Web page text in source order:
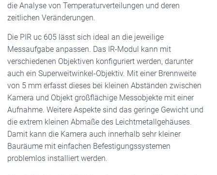
die Analyse von Temperaturverteilungen und deren
zeitlichen Veränderungen.
Die PIR uc 605 lässt sich ideal an die jeweilige
Messaufgabe anpassen. Das IR-Modul kann mit
verschiedenen Objektiven konfiguriert werden, darunter
auch ein Superweitwinkel-Objektiv. Mit einer Brennweite
von 5 mm erfasst dieses bei kleinen Abständen zwischen
Kamera und Objekt großflächige Messobjekte mit einer
Aufnahme. Weitere Aspekte sind das geringe Gewicht und
die extrem kleinen Abmaße des Leichtmetallgehäuses.
Damit kann die Kamera auch innerhalb sehr kleiner
Bauräume mit einfachen Befestigungssystemen
problemlos installiert werden.